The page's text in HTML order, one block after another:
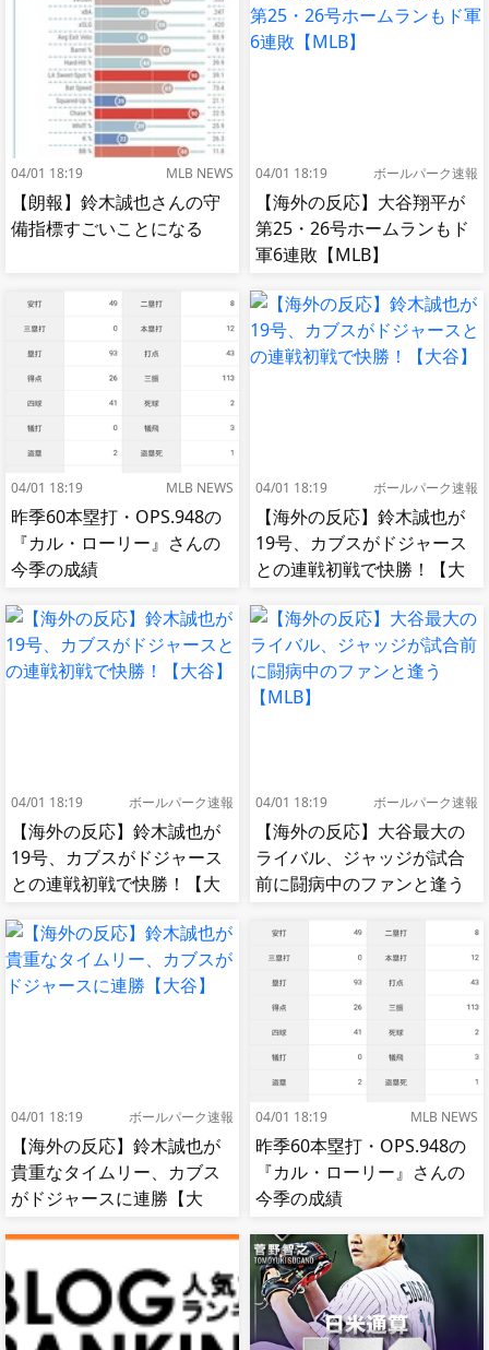
04/01 18:19 MLB NEWS
【朗報】鈴木誠也さんの守
備指標すごいことになる
04/01 18:19 ボールパーク速報
【海外の反応】大谷翔平が
第25・26号ホームランもド
軍6連敗【MLB】
04/01 18:19 MLB NEWS
昨季60本塁打・OPS.948の
『カル・ローリー』さんの
今季の成績
04/01 18:19 ボールパーク速報
【海外の反応】鈴木誠也が
19号、カブスがドジャース
との連戦初戦で快勝！【大
04/01 18:19 ボールパーク速報
【海外の反応】鈴木誠也が
19号、カブスがドジャース
との連戦初戦で快勝！【大
04/01 18:19 ボールパーク速報
【海外の反応】大谷最大の
ライバル、ジャッジが試合
前に闘病中のファンと逢う
04/01 18:19 ボールパーク速報
【海外の反応】鈴木誠也が
貴重なタイムリー、カブス
がドジャースに連勝【大
04/01 18:19 MLB NEWS
昨季60本塁打・OPS.948の
『カル・ローリー』さんの
今季の成績